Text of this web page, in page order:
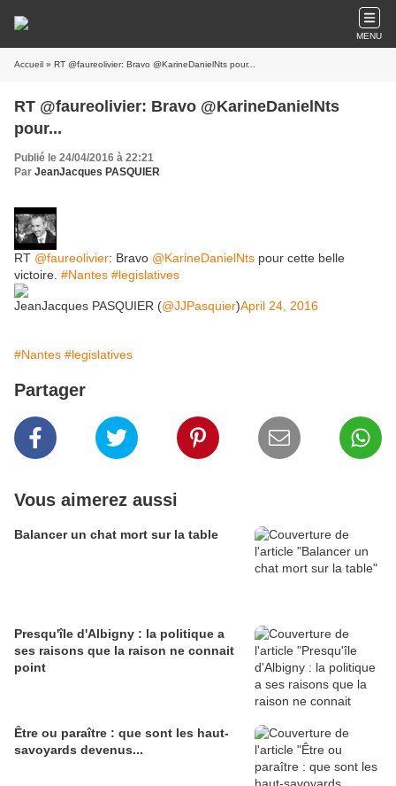
MENU
Accueil » RT @faureolivier: Bravo @KarineDanielNts pour...
RT @faureolivier: Bravo @KarineDanielNts
pour...
Publié le 24/04/2016 à 22:21
Par JeanJacques PASQUIER
RT @faureolivier: Bravo @KarineDanielNts pour cette belle
victoire. #Nantes #legislatives
JeanJacques PASQUIER (@JJPasquier)April 24, 2016
#Nantes #legislatives
Partager
Vous aimerez aussi
Balancer un chat mort sur la table
Presqu'île d'Albigny : la politique a
ses raisons que la raison ne connait
point
Être ou paraître : que sont les haut-
savoyards devenus...